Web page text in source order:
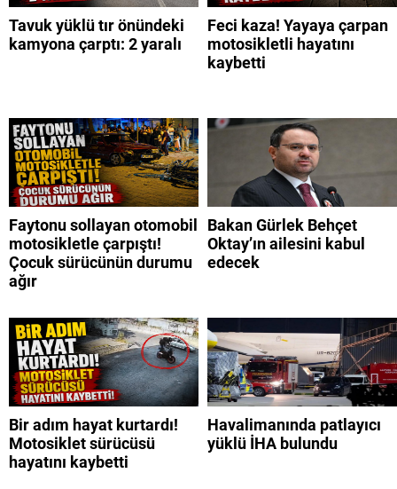
Tavuk yüklü tır önündeki
kamyona çarptı: 2 yaralı
Feci kaza! Yayaya çarpan
motosikletli hayatını
kaybetti
Faytonu sollayan otomobil
motosikletle çarpıştı!
Çocuk sürücünün durumu
ağır
Bakan Gürlek Behçet
Oktay’ın ailesini kabul
edecek
Bir adım hayat kurtardı!
Motosiklet sürücüsü
hayatını kaybetti
Havalimanında patlayıcı
yüklü İHA bulundu